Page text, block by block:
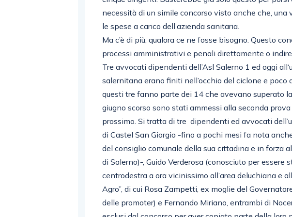
necessità di un simile concorso visto anche che,
le spese a carico dell’azienda sanitaria.
Ma c’è di più, qualora ce ne fosse bisogno. Questo
processi amministrativi e penali direttamente o
Tre avvocati dipendenti dell’Asl Salerno 1 ed oggi
salernitana erano finiti nell’occhio del ciclone e poco
questi tre fanno parte dei 14 che avevano superato
giugno scorso sono stati ammessi alla seconda
prossimo. Si tratta di tre dipendenti ed avvocati
di Castel San Giorgio -fino a pochi mesi fa nota
del consiglio comunale della sua cittadina e in forza
di Salerno)-, Guido Verderosa (conosciuto per essere
centrodestra a ora vicinissimo all’area deluchiana e
Agro”, di cui Rosa Zampetti, ex moglie del
delle promoter) e Fernando Miriano, entrambi di